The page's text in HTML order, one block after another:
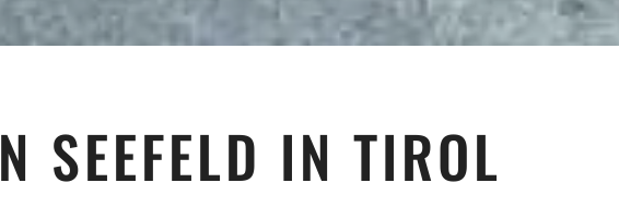
SEEFELD IN TIROL